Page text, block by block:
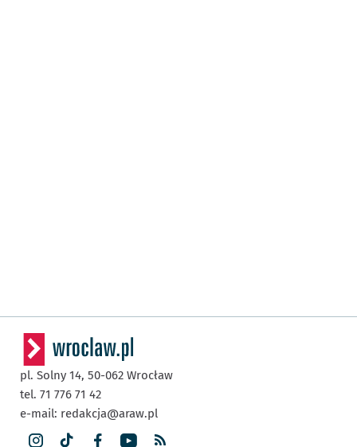
pl. Solny 14, 50-062 Wrocław
tel. 71 776 71 42
e-mail: redakcja@araw.pl